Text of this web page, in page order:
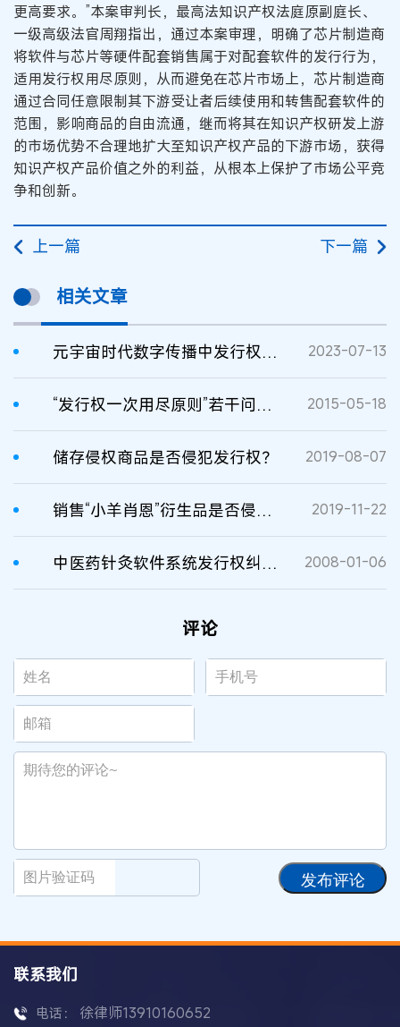
更高要求。”本案审判长，最高法知识产权法庭原副庭长、
一级高级法官周翔指出，通过本案审理，明确了芯片制造商
将软件与芯片等硬件配套销售属于对配套软件的发行行为，
适用发行权用尽原则，从而避免在芯片市场上，芯片制造商
通过合同任意限制其下游受让者后续使用和转售配套软件的
范围，影响商品的自由流通，继而将其在知识产权研发上游
的市场优势不合理地扩大至知识产权产品的下游市场，获得
知识产权产品价值之外的利益，从根本上保护了市场公平竞
争和创新。
上一篇 下一篇
相关文章
元宇宙时代数字传播中发行权问题研究 2023-07-13
“发行权一次用尽原则”若干问题研究 2015-05-18
储存侵权商品是否侵犯发行权？ 2019-08-07
销售“小羊肖恩”衍生品是否侵犯作品发行权 2019-11-22
中医药针灸软件系统发行权纠纷案在京审结 2008-01-06
评论
发布评论
联系我们
电话： 徐律师13910160652